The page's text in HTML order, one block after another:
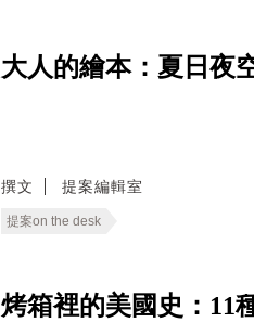
大人的繪本：夏日夜
撰文 提案編輯室
提案on the desk
烤箱裡的美國史：